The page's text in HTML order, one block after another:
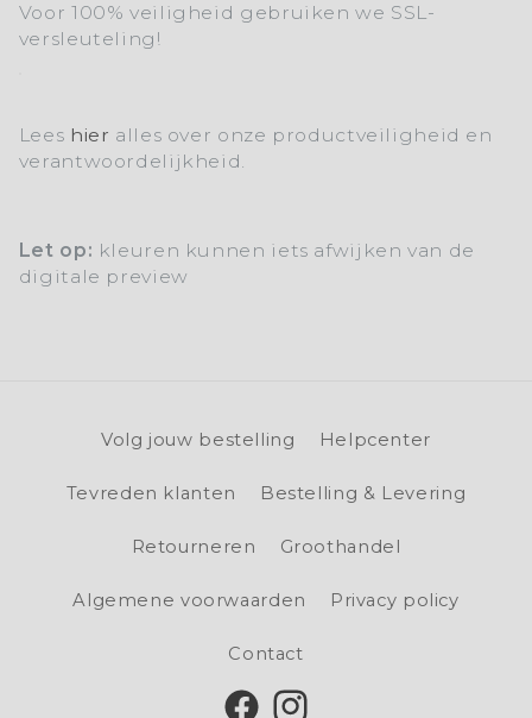
Voor 100% veiligheid gebruiken we SSL-
versleuteling!
Lees hier alles over onze productveiligheid en
verantwoordelijkheid.
Let op: kleuren kunnen iets afwijken van de
digitale preview
Volg jouw bestelling Helpcenter
Tevreden klanten Bestelling & Levering
Retourneren Groothandel
Algemene voorwaarden Privacy policy
Contact